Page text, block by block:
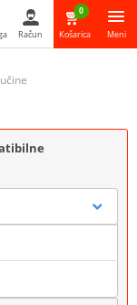
Račun
0
Košarica Meni